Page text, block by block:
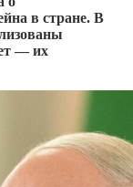
в стране. В
— их